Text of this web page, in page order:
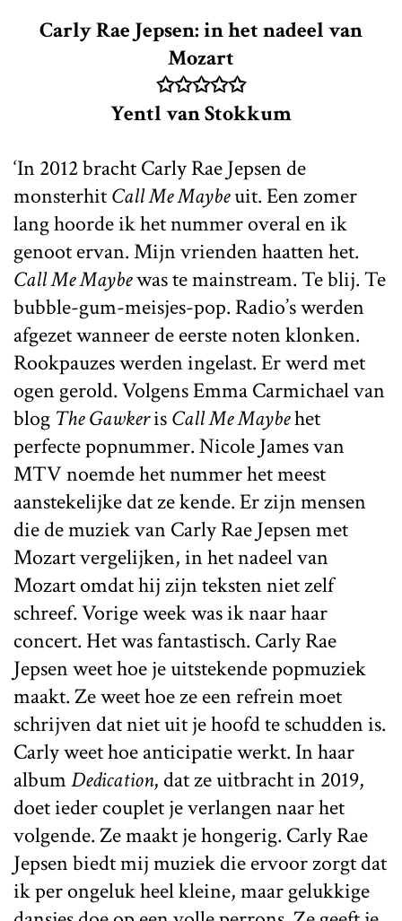
Carly Rae Jepsen: in het nadeel van
Mozart
✩✩✩✩✩
Yentl van Stokkum
‘In 2012 bracht Carly Rae Jepsen de
monsterhitCall Me Maybeuit. Een zomer
lang hoorde ik het nummer overal en ik
genoot ervan. Mijn vrienden haatten het.
Call Me Maybewas te mainstream. Te blij. Te
bubble-gum-meisjes-pop. Radio’s werden
afgezet wanneer de eerste noten klonken.
Rookpauzes werden ingelast. Er werd met
ogen gerold. Volgens Emma Carmichael van
blog The GawkerisCall Me Maybehet
perfecte popnummer. Nicole James van
MTV noemde het nummer het meest
aanstekelijke dat ze kende. Er zijn mensen
die de muziek van Carly Rae Jepsen met
Mozart vergelijken, in het nadeel van
Mozart omdat hij zijn teksten niet zelf
schreef. Vorige week was ik naar haar
concert. Het was fantastisch. Carly Rae
Jepsen weet hoe je uitstekende popmuziek
maakt. Ze weet hoe ze een refrein moet
schrijven dat niet uit je hoofd te schudden is.
Carly weet hoe anticipatie werkt. In haar
albumDedication, dat ze uitbracht in 2019,
doet ieder couplet je verlangen naar het
volgende. Ze maakt je hongerig. Carly Rae
Jepsen biedt mij muziek die ervoor zorgt dat
ik per ongeluk heel kleine, maar gelukkige